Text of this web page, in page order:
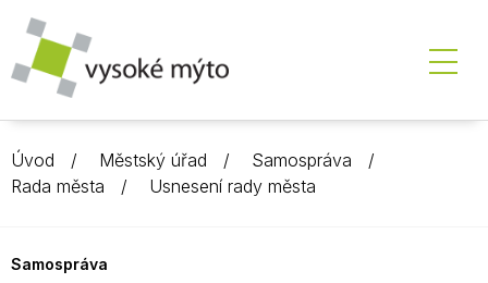
Úvod Městský úřad
Samospráva
Rada města
Usnesení rady města
Samospráva